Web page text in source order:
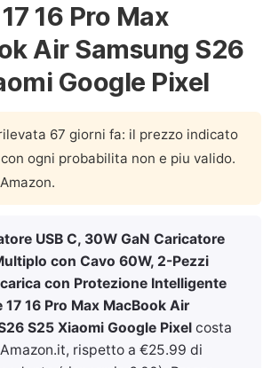
16 Pro Max
Air Samsung S26
Google Pixel
67 giorni fa: il prezzo indicato
ogni probabilita non e piu valido.
USB C, 30W GaN Caricatore
con Cavo 60W, 2-Pezzi
con Protezione Intelligente
17 16 Pro Max MacBook Air
S25 Xiaomi Google Pixel costa
rispetto a €25.99 di